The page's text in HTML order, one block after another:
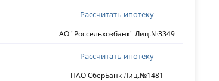
АО "Россельхозбанк" Лиц.№3349
Рассчитать ипотеку
ПАО СберБанк Лиц.№1481
Рассчитать ипотеку